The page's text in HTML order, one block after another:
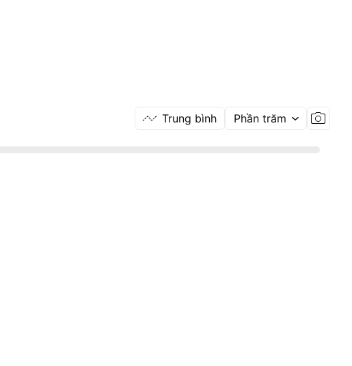
Trung bình Phần trăm